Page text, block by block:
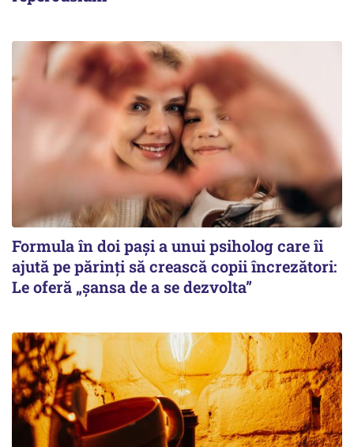
Formula în doi pași a unui psiholog care îi
ajută pe părinți să crească copii încrezători:
Le oferă „șansa de a se dezvolta”